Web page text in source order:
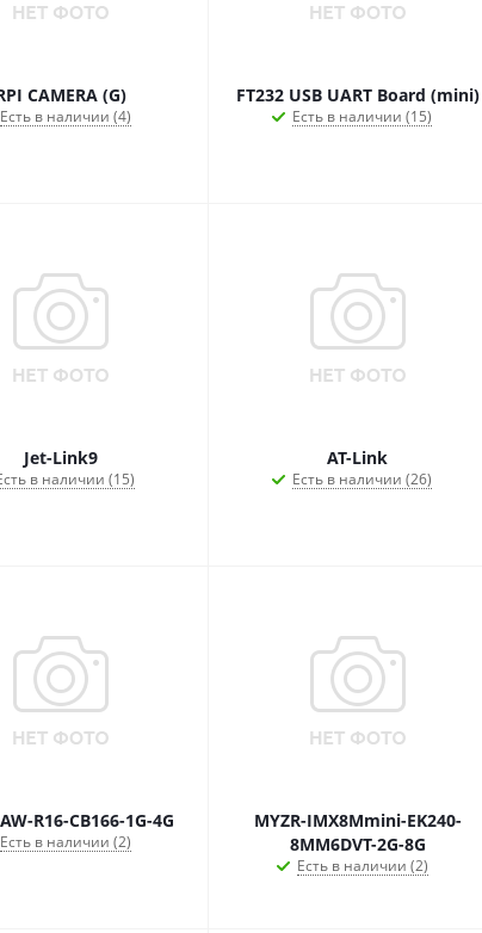
CAMERA (G)
Есть в наличии (4)
FT232 USB UART Board (mini)
Есть в наличии (15)
Jet-Link9
в наличии (15)
AT-Link
Есть в наличии (26)
R16-CB166-1G-4G
Есть в наличии (2)
MYZR-IMX8Mmini-EK240-
8MM6DVT-2G-8G
Есть в наличии (2)